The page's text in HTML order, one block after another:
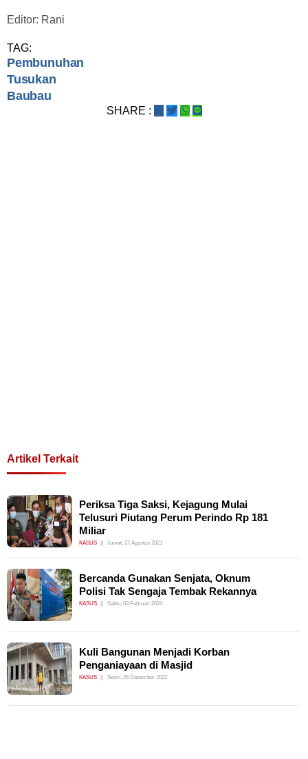
Editor: Rani
TAG:
Pembunuhan
Tusukan
Baubau
SHARE :
Artikel Terkait
Periksa Tiga Saksi, Kejagung Mulai
Telusuri Piutang Perum Perindo Rp 181
Miliar
KASUS Jumat, 27 Agustus 2021
Bercanda Gunakan Senjata, Oknum
Polisi Tak Sengaja Tembak Rekannya
KASUS Sabtu, 03 Februari 2024
Kuli Bangunan Menjadi Korban
Penganiayaan di Masjid
KASUS Senin, 26 Desember 2022